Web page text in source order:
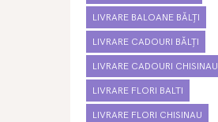
LIVRARE BALOANE BĂLȚI
LIVRARE CADOURI BĂLȚI
LIVRARE CADOURI CHISINAU
LIVRARE FLORI BALTI
LIVRARE FLORI CHISINAU